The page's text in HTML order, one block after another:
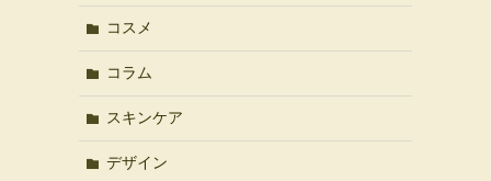
コスメ
コラム
スキンケア
デザイン